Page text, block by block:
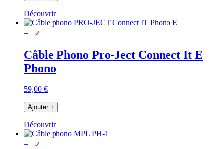
Découvrir
+
Câble Phono Pro-Ject Connect It E
Phono
59,00 €
Ajouter +
Découvrir
+